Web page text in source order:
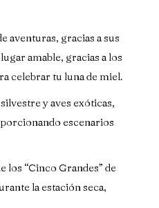
aventuras, gracias a sus
amable, gracias a los
celebrar tu luna de miel.
y aves exóticas,
escenarios
los “Cinco Grandes” de
la estación seca,